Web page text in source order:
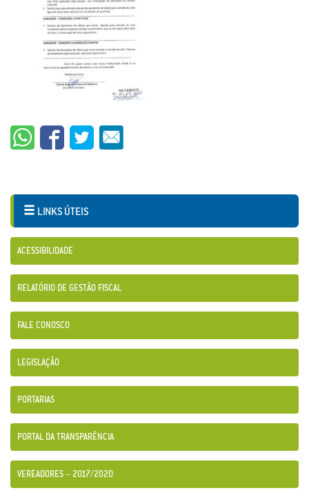
LINKS ÚTEIS
ACESSIBILIDADE
RELATÓRIO DE GESTÃO FISCAL
FALE CONOSCO
LEGISLAÇÃO
PORTARIAS
PORTAL DA TRANSPARÊNCIA
VEREADORES – 2017/2020